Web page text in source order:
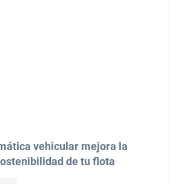
vehicular mejora la
de tu flota